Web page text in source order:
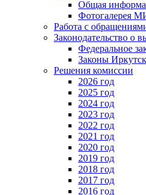
Общая
Фотогалерея
Работа с
Законодательство о
Федеральное
Законы
Решения комиссии
2026 год
2025 год
2024 год
2023 год
2022 год
2021 год
2020 год
2019 год
2018 год
2017 год
2016 год